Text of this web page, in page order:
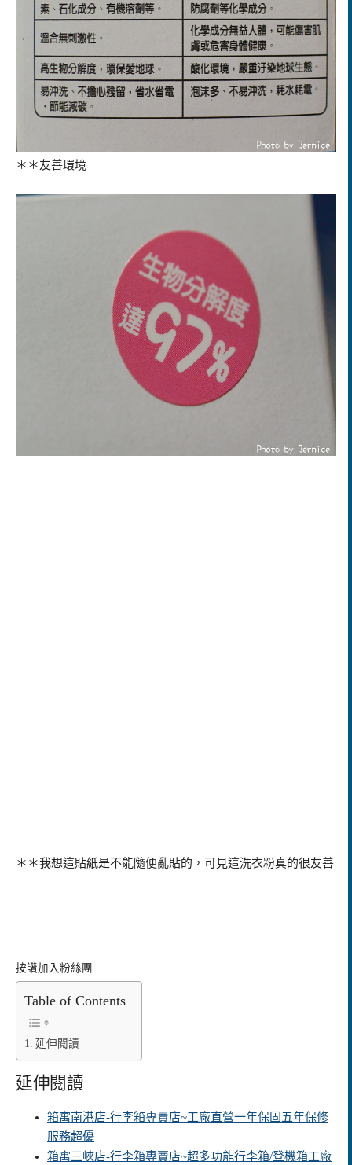
＊＊友善環境
＊＊我想這貼紙是不能隨便亂貼的，可見這洗衣粉真的很友善
按讚加入粉絲團
Table of Contents
延伸閱讀
延伸閱讀
箱寓南港店-行李箱專賣店~工廠直營一年保固五年保修
服務超優
箱寓三峽店-行李箱專賣店~超多功能行李箱/登機箱工廠